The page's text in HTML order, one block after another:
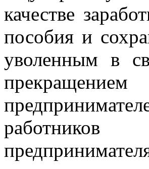
качестве
пособия и
уволенным в
работников